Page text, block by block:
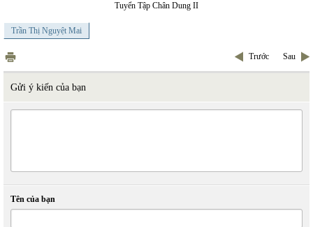
Tuyển Tập Chân Dung II
Trần Thị Nguyệt Mai
Trước Sau
Gửi ý kiến của bạn
Tên của bạn